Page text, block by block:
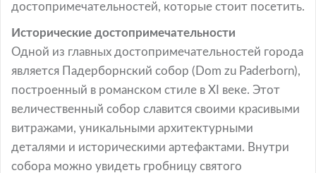
достопримечательностей, которые стоит посетить.
Исторические достопримечательности
Одной из главных достопримечательностей города
является Падерборнский собор (Dom zu Paderborn),
построенный в романском стиле в XI веке. Этот
величественный собор славится своими красивыми
витражами, уникальными архитектурными
деталями и историческими артефактами. Внутри
собора можно увидеть гробницу святого